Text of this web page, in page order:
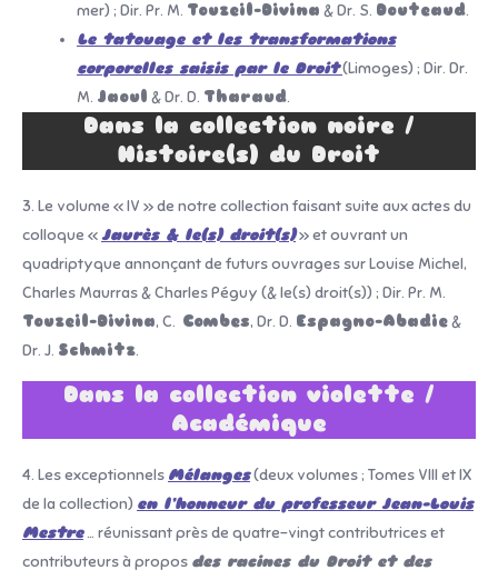
mer) ; Dir. Pr. M. Touzeil-Divina & Dr. S. Douteaud.
Le tatouage et les transformations
corporelles saisis par le Droit(Limoges) ; Dir. Dr.
M. Jaoul & Dr. D. Tharaud.
Dans la collection noire /
Histoire(s) du Droit
3. Le volume « IV » de notre collection faisant suite aux actes du
colloque «Jaurès & le(s) droit(s)» et ouvrant un
quadriptyque annonçant de futurs ouvrages sur Louise Michel,
Charles Maurras & Charles Péguy (& le(s) droit(s)) ; Dir. Pr. M.
Touzeil-Divina, C. Combes, Dr. D. Espagno-Abadie&
Dr. J. Schmitz.
Dans la collection violette /
Académique
4. Les exceptionnels Mélanges(deux volumes ; Tomes VIII et IX
de la collection) en l’honneur du professeur Jean-Louis
Mestre… réunissant près de quatre-vingt contributrices et
contributeurs à propos des racines du Droit et des